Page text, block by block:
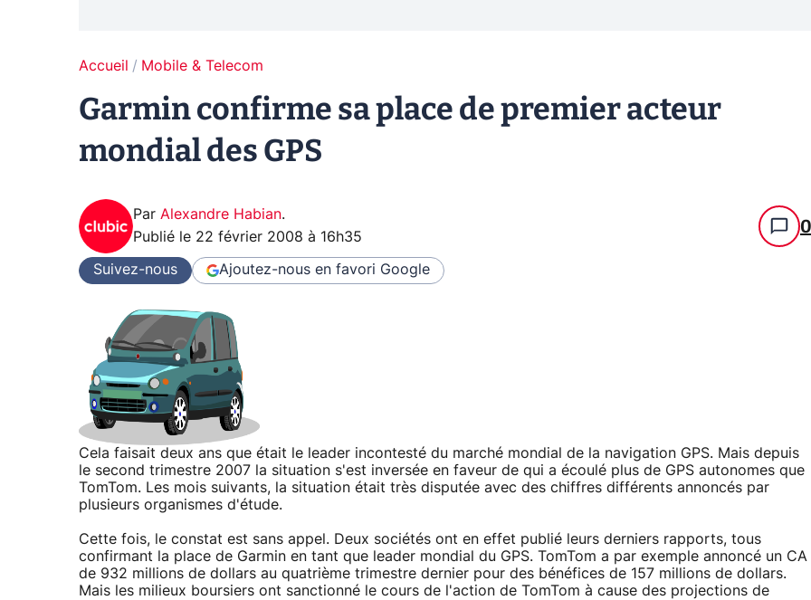
Accueil Mobile & Telecom
Garmin confirme sa place de premier acteur
mondial des GPS
Par Alexandre Habian.
Publié le 22 février 2008 à 16h35 0
Suivez-nous Ajoutez-nous en favori Google
Cela faisait deux ans que était le leader incontesté du marché mondial de la navigation GPS. Mais depuis
le second trimestre 2007 la situation s'est inversée en faveur de qui a écoulé plus de GPS autonomes que
TomTom. Les mois suivants, la situation était très disputée avec des chiffres différents annoncés par
plusieurs organismes d'étude.
Cette fois, le constat est sans appel. Deux sociétés ont en effet publié leurs derniers rapports, tous
confirmant la place de Garmin en tant que leader mondial du GPS. TomTom a par exemple annoncé un CA
de 932 millions de dollars au quatrième trimestre dernier pour des bénéfices de 157 millions de dollars.
Mais les milieux boursiers ont sanctionné le cours de l'action de TomTom à cause des projections de